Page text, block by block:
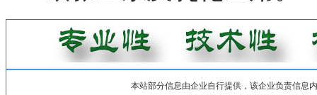
本站部分信息由企业自行提供，该企业负责信息